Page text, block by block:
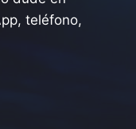
teléfono,